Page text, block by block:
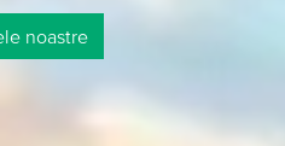
pentru diferite ramuri